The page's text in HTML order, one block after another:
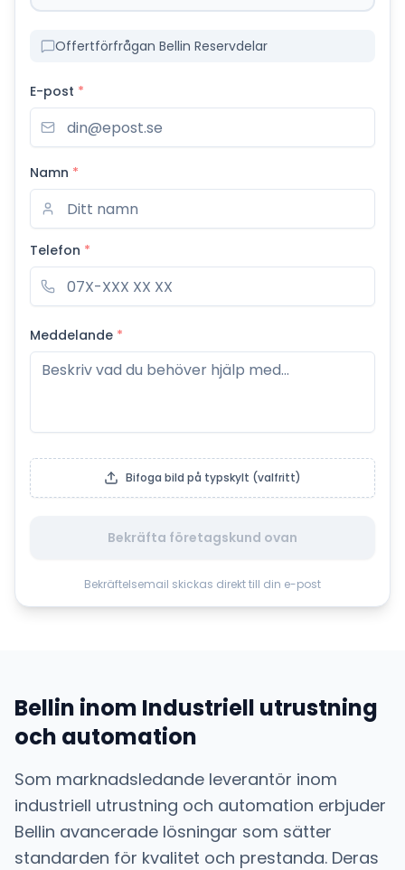
Offertförfrågan Bellin Reservdelar
E-post *
Namn *
Telefon *
Meddelande *
Bifoga bild på typskylt (valfritt)
Bekräfta företagskund ovan
Bekräftelsemail skickas direkt till din e-post
Bellin inom Industriell utrustning
och automation
Som marknadsledande leverantör inom
industriell utrustning och automation erbjuder
Bellin avancerade lösningar som sätter
standarden för kvalitet och prestanda. Deras